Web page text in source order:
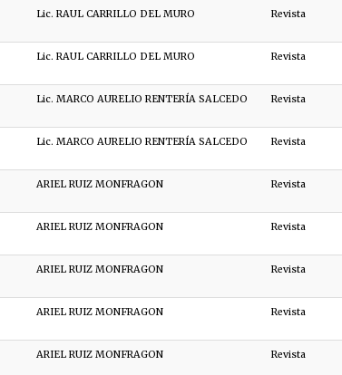
Lic. RAUL CARRILLO DEL MURO Revista
Lic. RAUL CARRILLO DEL MURO Revista
Lic. MARCO AURELIO RENTERÍA SALCEDO Revista
Lic. MARCO AURELIO RENTERÍA SALCEDO Revista
ARIEL RUIZ MONFRAGON Revista
ARIEL RUIZ MONFRAGON Revista
ARIEL RUIZ MONFRAGON Revista
ARIEL RUIZ MONFRAGON Revista
ARIEL RUIZ MONFRAGON Revista